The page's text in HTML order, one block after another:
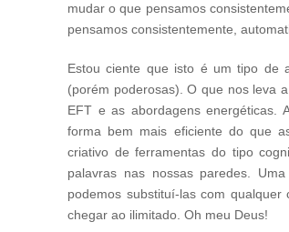
mudar o que pensamos
pensamos consistentemente,
Estou ciente que isto é um tipo de
(porém poderosas). O que nos leva
EFT e as abordagens energéticas.
forma bem mais eficiente do que
criativo de ferramentas do tipo
palavras nas nossas paredes.
podemos substituí-las com
chegar ao ilimitado. Oh meu Deus!